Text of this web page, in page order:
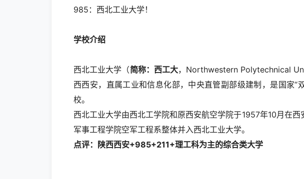
985：西北工业大学！
学校介绍
西北工业大学（简称：西工大，Northwestern Polytechnical
西西安，直属工业和信息化部，中央直管副部级建制，是国家“
校。
西北工业大学由西北工学院和原西安航空学院于1957年10月在
军事工程学院空军工程系整体并入西北工业大学。
点评：陕西西安+985+211+理工科为主的综合类大学